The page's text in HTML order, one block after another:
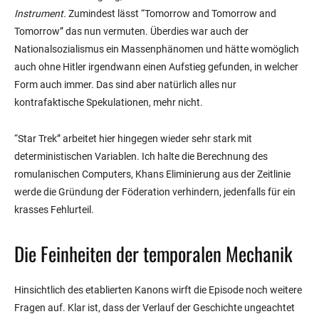
Instrument. Zumindest lässt “Tomorrow and Tomorrow and
Tomorrow” das nun vermuten. Überdies war auch der
Nationalsozialismus ein Massenphänomen und hätte womöglich
auch ohne Hitler irgendwann einen Aufstieg gefunden, in welcher
Form auch immer. Das sind aber natürlich alles nur
kontrafaktische Spekulationen, mehr nicht.
“Star Trek” arbeitet hier hingegen wieder sehr stark mit
deterministischen Variablen. Ich halte die Berechnung des
romulanischen Computers, Khans Eliminierung aus der Zeitlinie
werde die Gründung der Föderation verhindern, jedenfalls für ein
krasses Fehlurteil.
Die Feinheiten der temporalen Mechanik
Hinsichtlich des etablierten Kanons wirft die Episode noch weitere
Fragen auf. Klar ist, dass der Verlauf der Geschichte ungeachtet